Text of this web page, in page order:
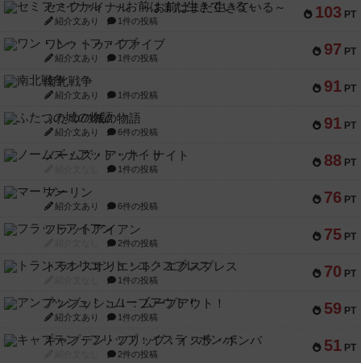
103 PT
セミファイナル ～お前はまだ生きている～
紹介文あり 1件の投稿
97 PT
ワン・トゥ・ファイブ
紹介文あり 1件の投稿
91 PT
南北戦争
紹介文あり 1件の投稿
91 PT
ふたつの城の物語
紹介文あり 6件の投稿
88 PT
ノームズ・アット・ナイト
1件の投稿
76 PT
マーリン
紹介文あり 6件の投稿
75 PT
フラットアイアン
2件の投稿
70 PT
トランスオリエント・エクスプレス
1件の投稿
59 PT
アンブッシュ！：ムーブアウト！
紹介文あり 1件の投稿
51 PT
キャプテン・フリップ：イスラ・ボンバ
2件の投稿